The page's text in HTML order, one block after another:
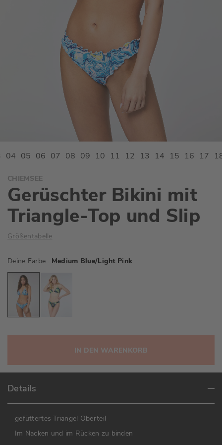
Anfang
der
Bildgalerie
springen
CHIEMSEE
Gerüschter Bikini mit
Triangle-Top und Slip
Größentabelle
Deine Farbe Medium Blue/Light Pink
IN DEN WARENKORB
Details
gefüttertes Triangel Oberteil
Im Nacken und im Rücken zu binden